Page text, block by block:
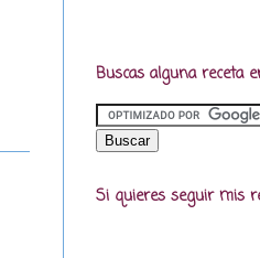
Buscas alguna receta
Si quieres seguir mis